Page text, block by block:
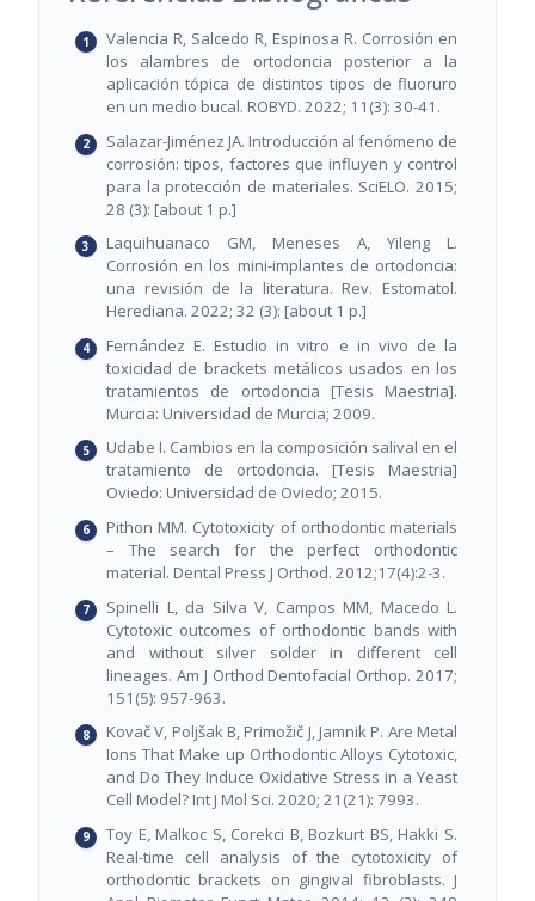
Valencia R, Salcedo R, Espinosa R. Corrosión en
los alambres de ortodoncia posterior a la
aplicación tópica de distintos tipos de fluoruro
en un medio bucal. ROBYD. 2022; 11(3): 30-41.
Salazar-Jiménez JA. Introducción al fenómeno de
corrosión: tipos, factores que influyen y control
para la protección de materiales. SciELO. 2015;
28 (3): [about 1 p.]
Laquihuanaco GM, Meneses A, Yileng L.
Corrosión en los mini-implantes de ortodoncia:
una revisión de la literatura. Rev. Estomatol.
Herediana. 2022; 32 (3): [about 1 p.]
Fernández E. Estudio in vitro e in vivo de la
toxicidad de brackets metálicos usados en los
tratamientos de ortodoncia [Tesis Maestria].
Murcia: Universidad de Murcia; 2009.
Udabe I. Cambios en la composición salival en el
tratamiento de ortodoncia. [Tesis Maestria]
Oviedo: Universidad de Oviedo; 2015.
Pithon MM. Cytotoxicity of orthodontic materials
– The search for the perfect orthodontic
material. Dental Press J Orthod. 2012;17(4):2-3.
Spinelli L, da Silva V, Campos MM, Macedo L.
Cytotoxic outcomes of orthodontic bands with
and without silver solder in different cell
lineages. Am J Orthod Dentofacial Orthop. 2017;
151(5): 957-963.
Kovač V, Poljšak B, Primožič J, Jamnik P. Are Metal
Ions That Make up Orthodontic Alloys Cytotoxic,
and Do They Induce Oxidative Stress in a Yeast
Cell Model? Int J Mol Sci. 2020; 21(21): 7993.
Toy E, Malkoc S, Corekci B, Bozkurt BS, Hakki S.
Real-time cell analysis of the cytotoxicity of
orthodontic brackets on gingival fibroblasts. J